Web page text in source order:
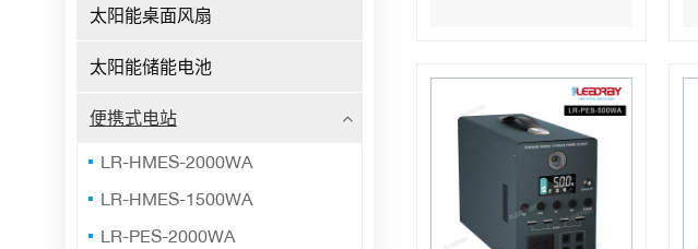
太阳能桌面风扇
太阳能储能电池
便携式电站
LR-HMES-2000WA
LR-HMES-1500WA
LR-PES-2000WA